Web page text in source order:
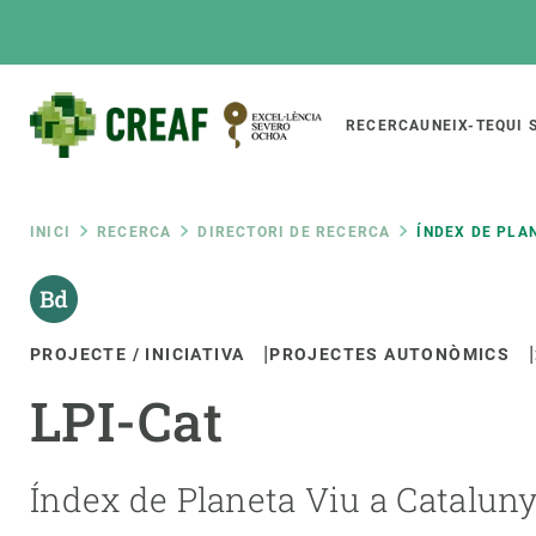
Main
RECERCAUNEIX-TEQUI
Fil
d'ariadna
INICI RECERCA DIRECTORI DE RECERCA ÍNDEX DE
PROJECTE / INICIATIVA PROJECTES AUTONÒMICS
LPI-Cat
Índex de Planeta Viu a
Featured
responsive
Responsive
menu
SOBRE NOSALTRES
Organització institucional
La nostra gent
RECERCA
Funcionament